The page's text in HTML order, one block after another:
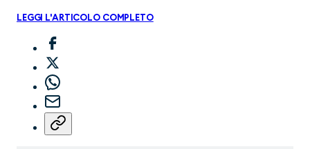
LEGGI L'ARTICOLO COMPLETO